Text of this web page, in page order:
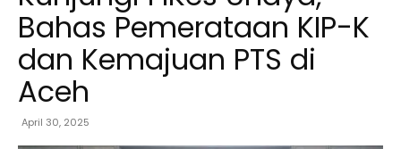
Bahas Pemerataan KIP-K
dan Kemajuan PTS di
Aceh
April 30, 2025